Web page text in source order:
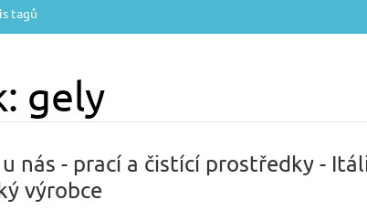
tagů
gely
nás - prací a čistící prostředky -
výrobce